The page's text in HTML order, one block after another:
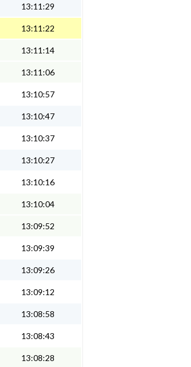
13:11:29
13:11:22
13:11:14
13:11:06
13:10:57
13:10:47
13:10:37
13:10:27
13:10:16
13:10:04
13:09:52
13:09:39
13:09:26
13:09:12
13:08:58
13:08:43
13:08:28